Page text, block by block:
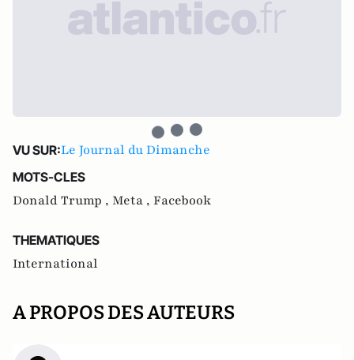
VU SUR:Le Journal du Dimanche
MOTS-CLES
Donald Trump , Meta , Facebook
THEMATIQUES
International
A PROPOS DES AUTEURS